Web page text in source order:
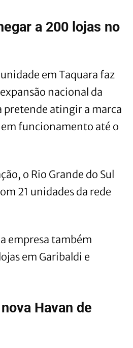
a 200 lojas no
em Taquara faz
nacional da
pretende atingir a marca
funcionamento até o
o Rio Grande do Sul
21 unidades da rede
empresa também
em Garibaldi e
Havan de